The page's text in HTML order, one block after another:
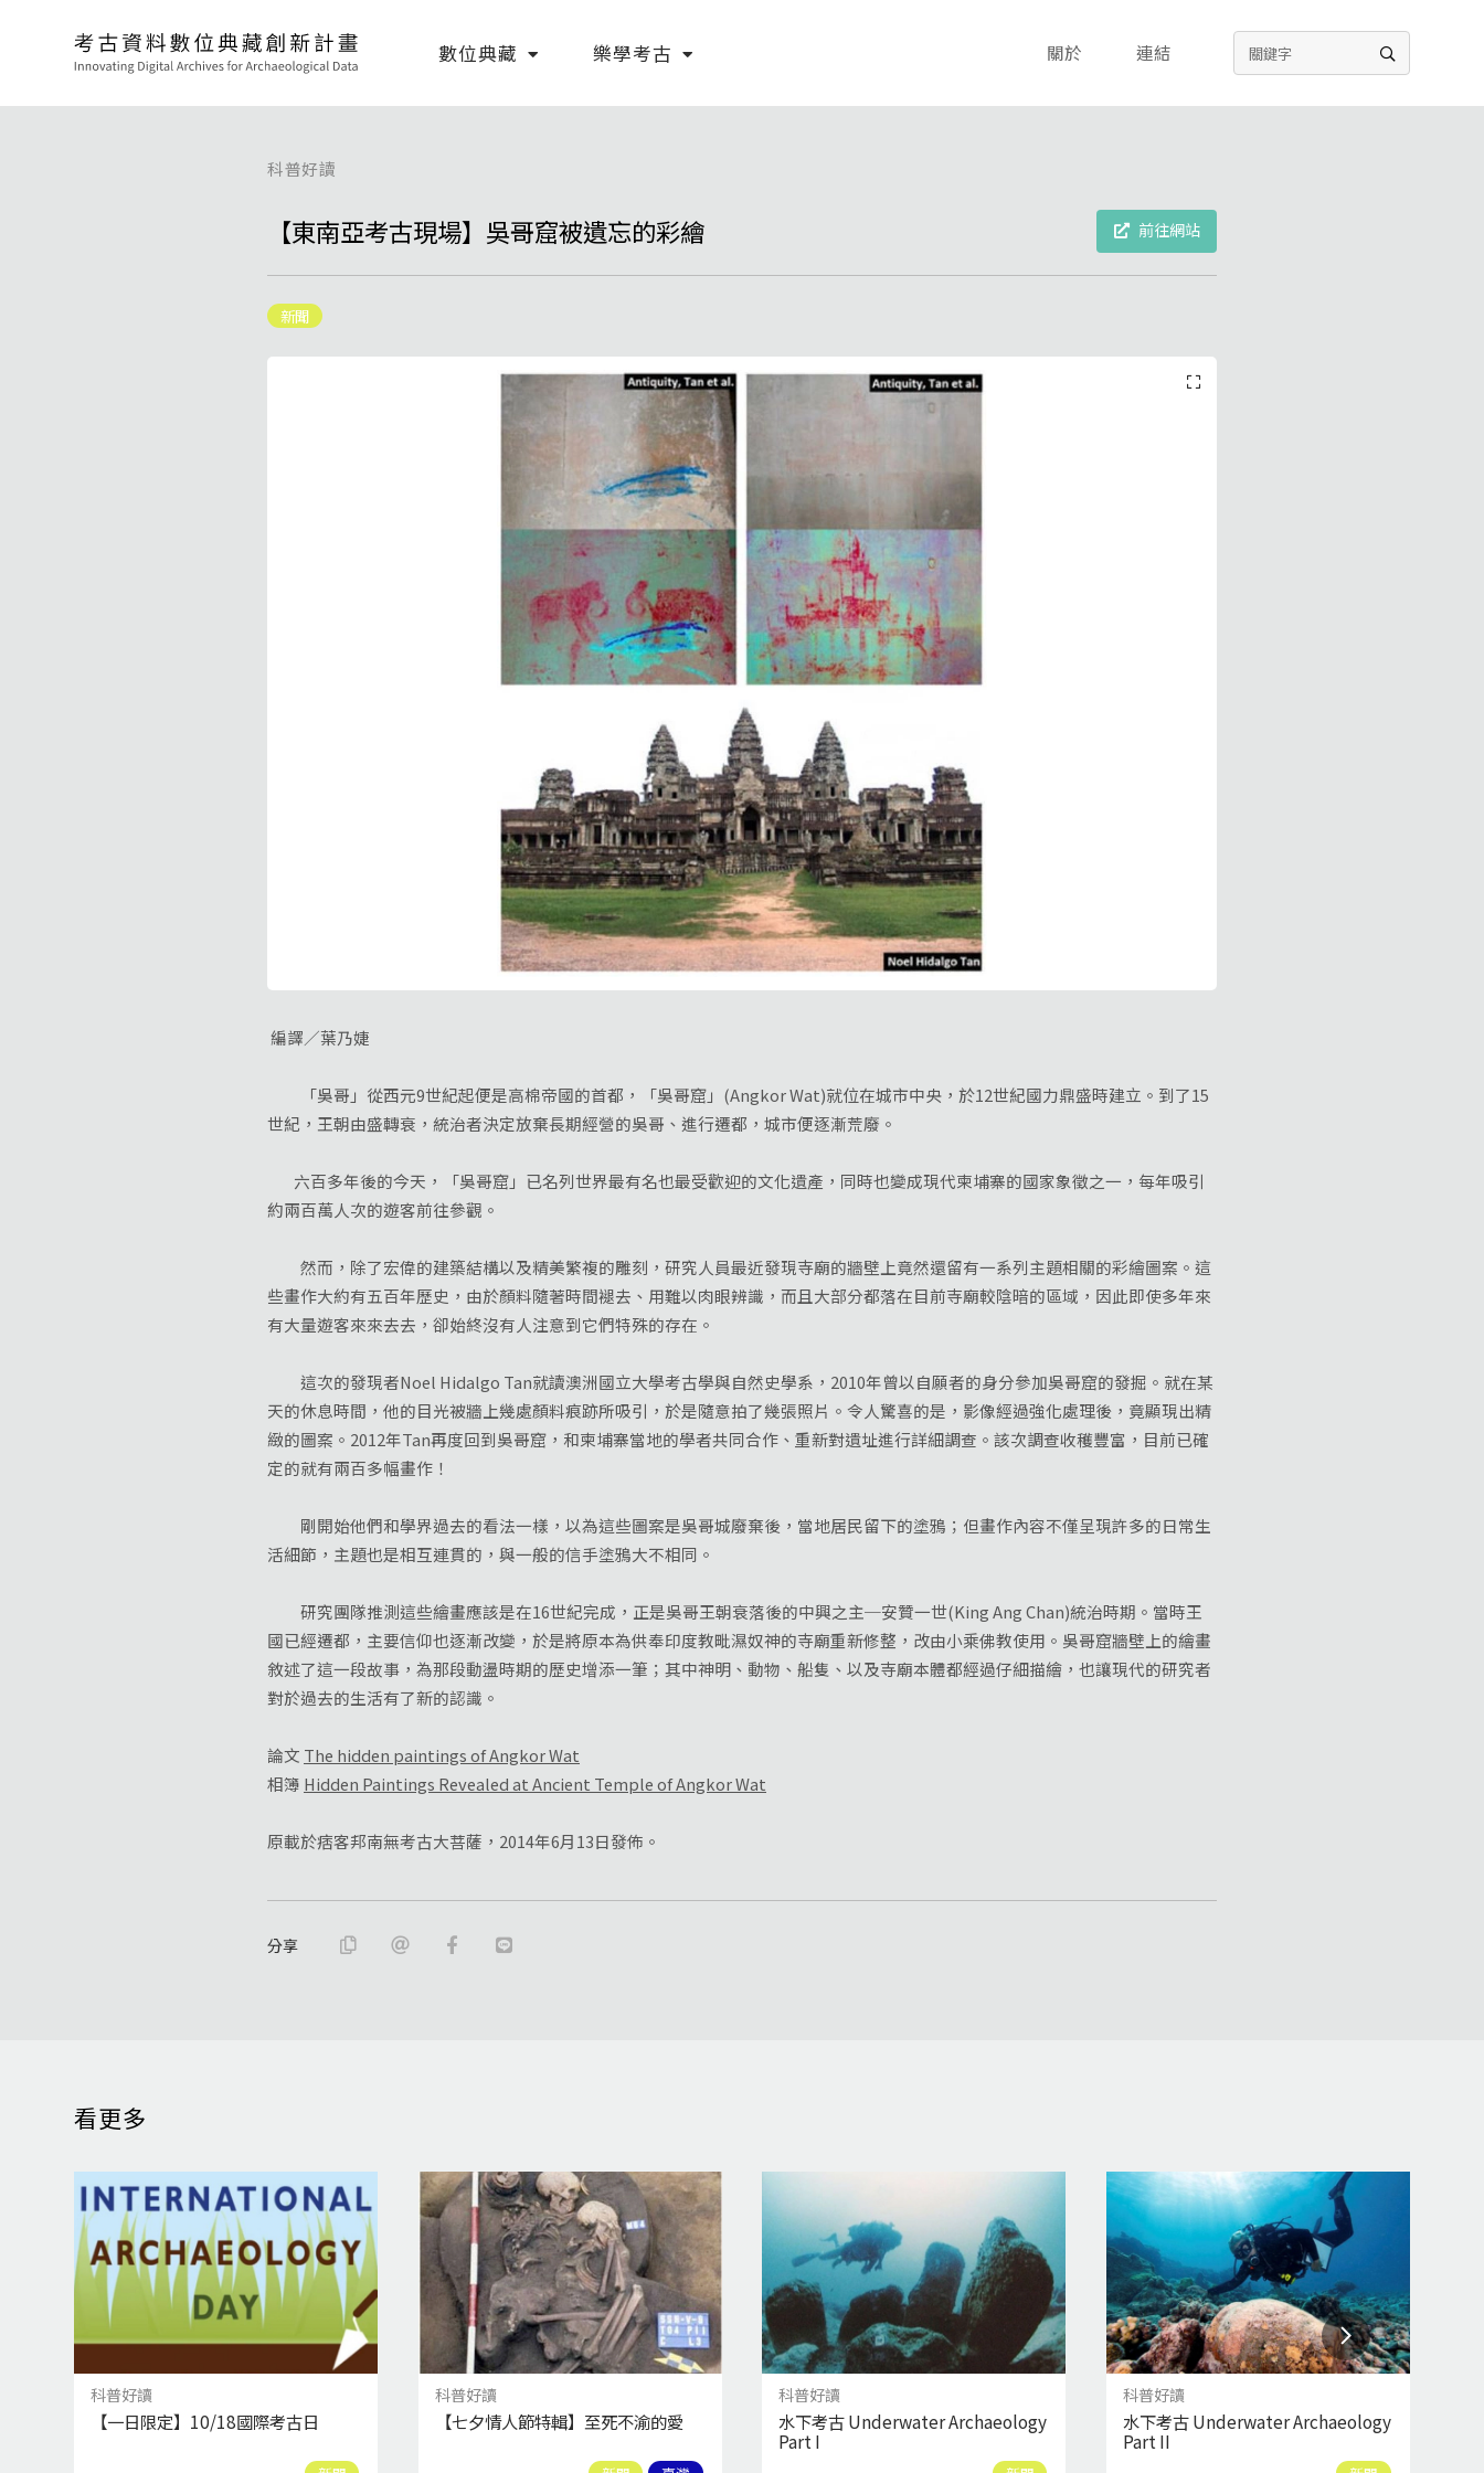
數位典藏 樂學考古 關於 連結
科普好讀
【東南亞考古現場】吳哥窟被遺忘的彩繪 前往網站
新聞
編譯／葉乃婕
「吳哥」從西元9世紀起便是高棉帝國的首都，「吳哥窟」(Angkor Wat)就位在城市中央，於12世紀國力鼎盛時建立。到了15
世紀，王朝由盛轉衰，統治者決定放棄長期經營的吳哥、進行遷都，城市便逐漸荒廢。
六百多年後的今天，「吳哥窟」已名列世界最有名也最受歡迎的文化遺產，同時也變成現代柬埔寨的國家象徵之一，每年吸引
約兩百萬人次的遊客前往參觀。
然而，除了宏偉的建築結構以及精美繁複的雕刻，研究人員最近發現寺廟的牆壁上竟然還留有一系列主題相關的彩繪圖案。這
些畫作大約有五百年歷史，由於顏料隨著時間褪去、用難以肉眼辨識，而且大部分都落在目前寺廟較陰暗的區域，因此即使多年來
有大量遊客來來去去，卻始終沒有人注意到它們特殊的存在。
這次的發現者Noel Hidalgo Tan就讀澳洲國立大學考古學與自然史學系，2010年曾以自願者的身分參加吳哥窟的發掘。就在某
天的休息時間，他的目光被牆上幾處顏料痕跡所吸引，於是隨意拍了幾張照片。令人驚喜的是，影像經過強化處理後，竟顯現出精
緻的圖案。2012年Tan再度回到吳哥窟，和柬埔寨當地的學者共同合作、重新對遺址進行詳細調查。該次調查收穫豐富，目前已確
定的就有兩百多幅畫作！
剛開始他們和學界過去的看法一樣，以為這些圖案是吳哥城廢棄後，當地居民留下的塗鴉；但畫作內容不僅呈現許多的日常生
活細節，主題也是相互連貫的，與一般的信手塗鴉大不相同。
研究團隊推測這些繪畫應該是在16世紀完成，正是吳哥王朝衰落後的中興之主─安贊一世(King Ang Chan)統治時期。當時王
國已經遷都，主要信仰也逐漸改變，於是將原本為供奉印度教毗濕奴神的寺廟重新修整，改由小乘佛教使用。吳哥窟牆壁上的繪畫
敘述了這一段故事，為那段動盪時期的歷史增添一筆；其中神明、動物、船隻、以及寺廟本體都經過仔細描繪，也讓現代的研究者
對於過去的生活有了新的認識。
論文 The hidden paintings of Angkor Wat
相簿 Hidden Paintings Revealed at Ancient Temple of Angkor Wat
原載於痞客邦南無考古大菩薩，2014年6月13日發佈。
分享
看更多
科普好讀
【一日限定】10/18國際考古日
科普好讀
【七夕情人節特輯】至死不渝的愛
科普好讀
水下考古 Underwater Archaeology
Part I
科普好讀
水下考古 Underwater Archaeology
Part II